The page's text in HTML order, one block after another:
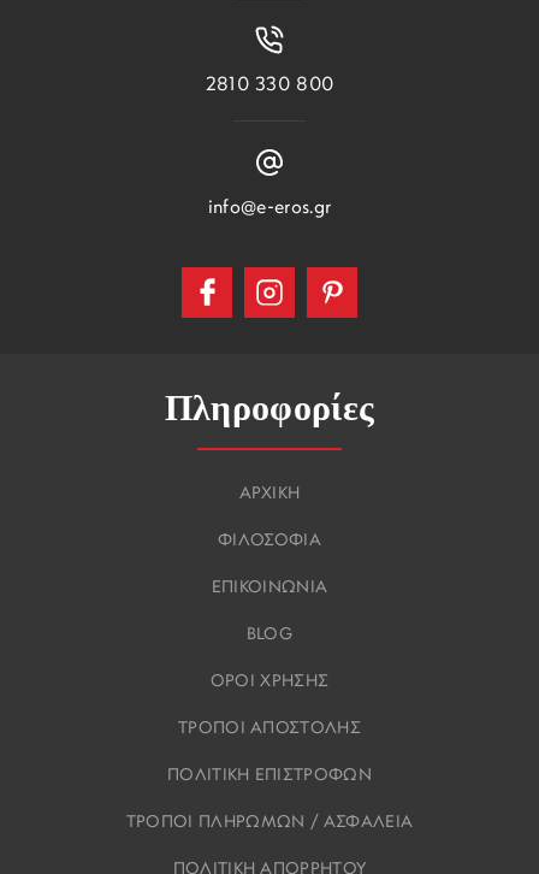
Πληροφορίες
ΑΡΧΙΚΗ
ΦΙΛΟΣΟΦΙΑ
ΕΠΙΚΟΙΝΩΝΙΑ
BLOG
ΟΡΟΙ ΧΡΗΣΗΣ
ΤΡΟΠΟΙ ΑΠΟΣΤΟΛΗΣ
ΠΟΛΙΤΙΚΗ ΕΠΙΣΤΡΟΦΩΝ
ΤΡΟΠΟΙ ΠΛΗΡΩΜΩΝ / ΑΣΦΑΛΕΙΑ
ΠΟΛΙΤΙΚΗ ΑΠΟΡΡΗΤΟΥ
2810 330 800
info@e-eros.gr